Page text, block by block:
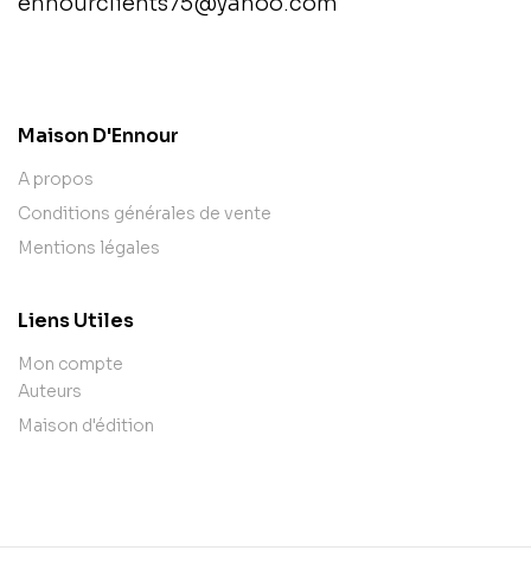
Maison D'Ennour
A propos
Conditions générales de vente
Mentions légales
Liens Utiles
Mon compte
Auteurs
Maison d'édition